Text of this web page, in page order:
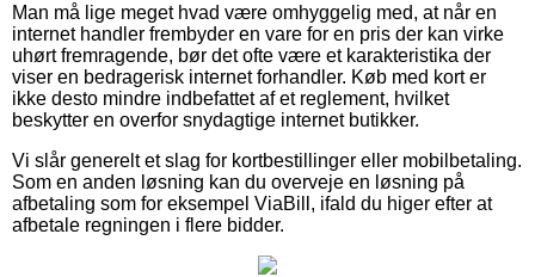
Man må lige meget hvad være omhyggelig med, at når en
internet handler frembyder en vare for en pris der kan virke
uhørt fremragende, bør det ofte være et karakteristika der
viser en bedragerisk internet forhandler. Køb med kort er
ikke desto mindre indbefattet af et reglement, hvilket
beskytter en overfor snydagtige internet butikker.
Vi slår generelt et slag for kortbestillinger eller mobilbetaling.
Som en anden løsning kan du overveje en løsning på
afbetaling som for eksempel ViaBill, ifald du higer efter at
afbetale regningen i flere bidder.